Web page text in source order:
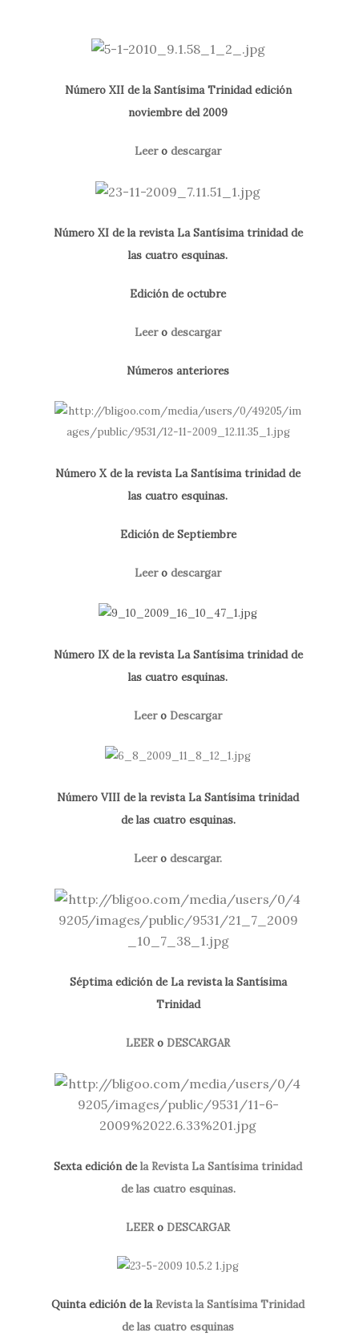
Número XII de la Santísima Trinidad edición
noviembre del 2009
Leerodescargar
Número XI de la revista La Santísima trinidad de
las cuatro esquinas.
Edición de octubre
Leerodescargar
Números anteriores
Número X de la revista La Santísima trinidad de
las cuatro esquinas.
Edición de Septiembre
Leerodescargar
Número IX de la revista La Santísima trinidad de
las cuatro esquinas.
LeeroDescargar
Número VIII de la revista La Santísima trinidad
de las cuatro esquinas.
Leerodescargar.
Séptima edición de La revista la Santísima
Trinidad
LEERoDESCARGAR
Sexta edición dela Revista La Santísima trinidad
de las cuatro esquinas.
LEERoDESCARGAR
Quinta edición de laRevista la Santísima Trinidad
de las cuatro esquinas